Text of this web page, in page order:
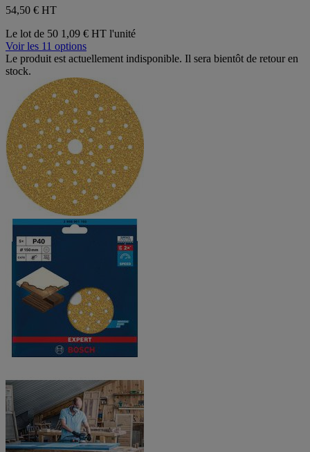
54,50 € HT
Le lot de 50 1,09 € HT l'unité
Voir les 11 options
Le produit est actuellement indisponible. Il sera bientôt de retour en
stock.